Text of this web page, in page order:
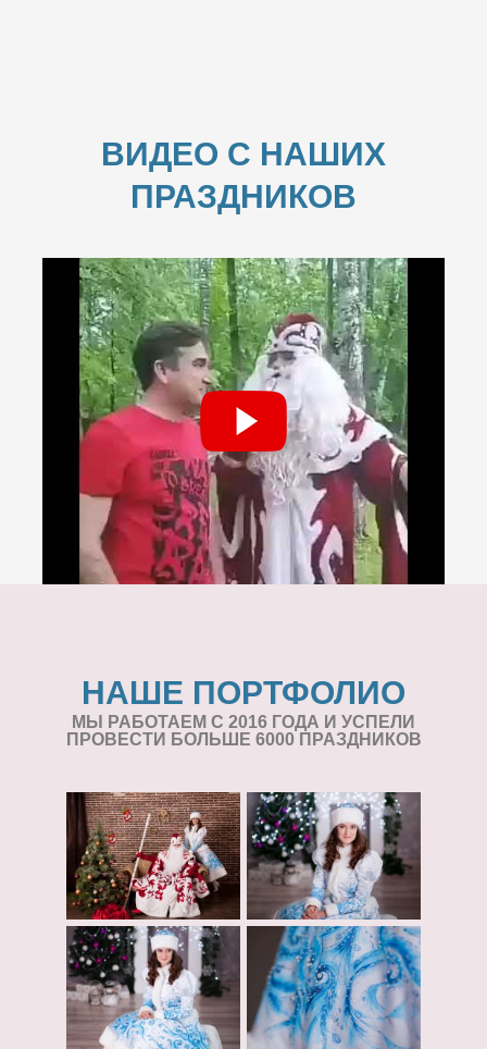
ВИДЕО С НАШИХ
ПРАЗДНИКОВ
НАШЕ ПОРТФОЛИО
МЫ РАБОТАЕМ С 2016 ГОДА И УСПЕЛИ
ПРОВЕСТИ БОЛЬШЕ 6000 ПРАЗДНИКОВ